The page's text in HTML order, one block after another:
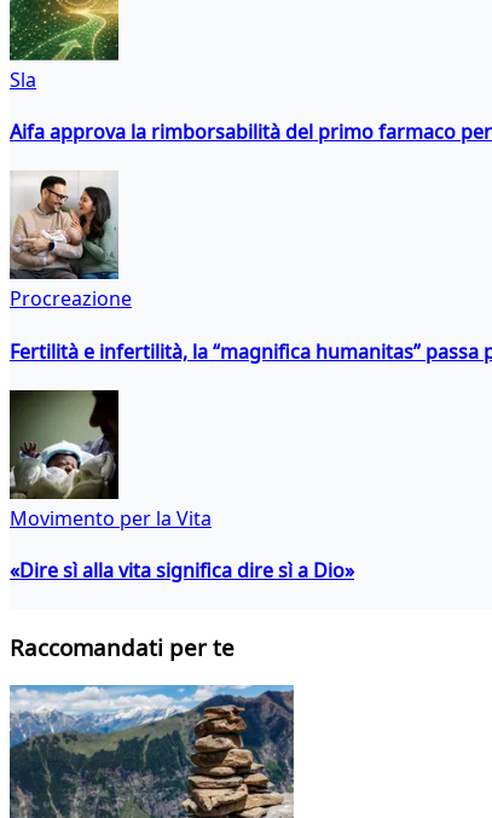
Sla
Aifa approva la rimborsabilità del primo farmaco
Procreazione
Fertilità e infertilità, la “magnifica humanitas” passa
Movimento per la Vita
«Dire sì alla vita significa dire sì a Dio»
Raccomandati per te